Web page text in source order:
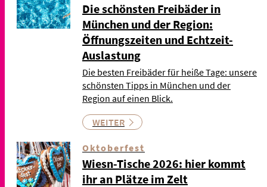
Die schönsten Freibäder in
München und der Region:
Öffnungszeiten und Echtzeit-
Auslastung
Die besten Freibäder für heiße Tage: unsere
schönsten Tipps in München und der
Region auf einen Blick.
WEITER
Oktoberfest
Wiesn-Tische 2026: hier kommt
ihr an Plätze im Zelt